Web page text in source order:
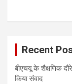
Recent
बीएचयू के शैक्षणिक
किया संवाद